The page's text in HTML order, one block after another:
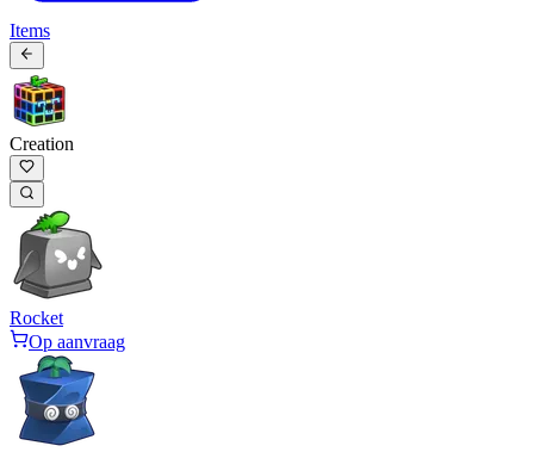
Items
Creation
Rocket
Op aanvraag